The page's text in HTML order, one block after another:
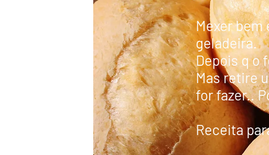
Mexer bem
geladeira.
Depois q o
Mas retire
for fazer..
Receita